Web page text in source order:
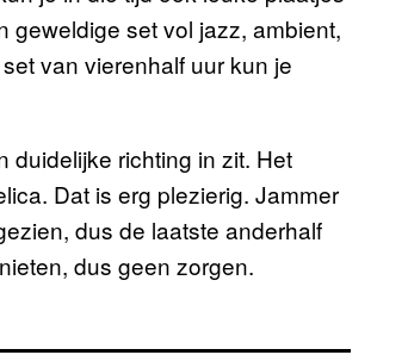
geweldige set vol jazz, ambient,
van vierenhalf uur kun je
duidelijke richting in zit. Het
Dat is erg plezierig. Jammer
dus de laatste anderhalf
dus geen zorgen.